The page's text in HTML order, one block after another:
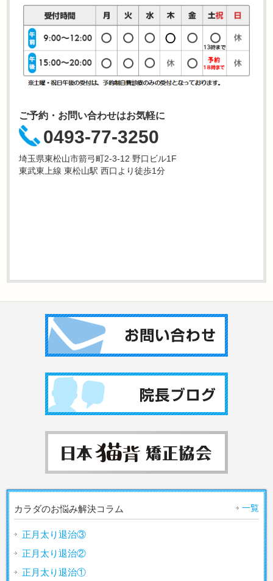
ご予約・お問い合わせはお気軽に
0493-77-3250
埼玉県東松山市箭弓町2-3-12 野口ビル1F
東武東上線 東松山駅 西口より徒歩1分
カラダのお悩み解決コラム 一覧
正月太り退治③
正月太り退治②
正月太り退治①